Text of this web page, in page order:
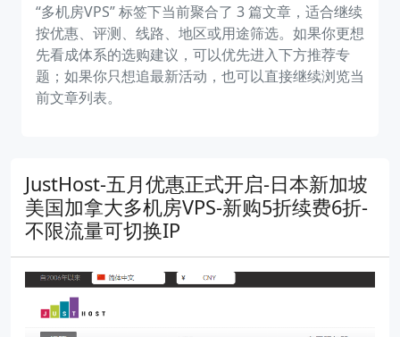
“多机房VPS” 标签下当前聚合了 3 篇文章，适合继续
按优惠、评测、线路、地区或用途筛选。如果你更想
先看成体系的选购建议，可以优先进入下方推荐专
题；如果你只想追最新活动，也可以直接继续浏览当
前文章列表。
JustHost-五月优惠正式开启-日本新加坡
美国加拿大多机房VPS-新购5折续费6折-
不限流量可切换IP